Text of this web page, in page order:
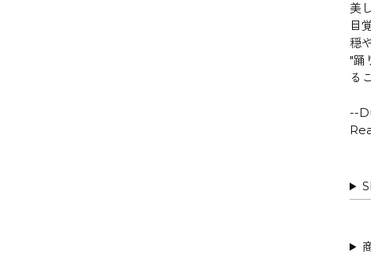
美
目
穏
"踊
る
--